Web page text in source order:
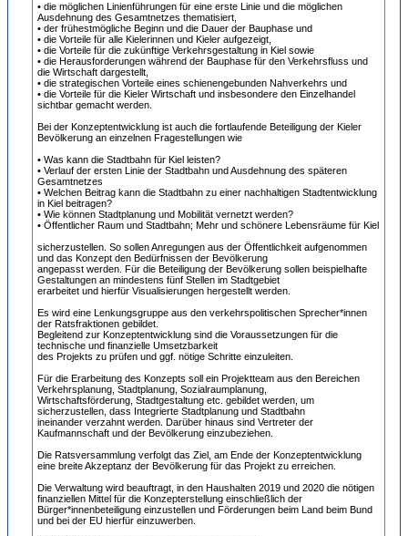
• die möglichen Linienführungen für eine erste Linie und die möglichen
Ausdehnung des Gesamtnetzes thematisiert,
• der frühestmögliche Beginn und die Dauer der Bauphase und
• die Vorteile für alle Kielerinnen und Kieler aufgezeigt,
• die Vorteile für die zukünftige Verkehrsgestaltung in Kiel sowie
• die Herausforderungen während der Bauphase für den Verkehrsfluss und
die Wirtschaft dargestellt,
• die strategischen Vorteile eines schienengebunden Nahverkehrs und
• die Vorteile für die Kieler Wirtschaft und insbesondere den Einzelhandel
sichtbar gemacht werden.
Bei der Konzeptentwicklung ist auch die fortlaufende Beteiligung der Kieler
Bevölkerung an einzelnen Fragestellungen wie
• Was kann die Stadtbahn für Kiel leisten?
• Verlauf der ersten Linie der Stadtbahn und Ausdehnung des späteren
Gesamtnetzes
• Welchen Beitrag kann die Stadtbahn zu einer nachhaltigen Stadtentwicklung
in Kiel beitragen?
• Wie können Stadtplanung und Mobilität vernetzt werden?
• Öffentlicher Raum und Stadtbahn; Mehr und schönere Lebensräume für Kiel
sicherzustellen. So sollen Anregungen aus der Öffentlichkeit aufgenommen
und das Konzept den Bedürfnissen der Bevölkerung
angepasst werden. Für die Beteiligung der Bevölkerung sollen beispielhafte
Gestaltungen an mindestens fünf Stellen im Stadtgebiet
erarbeitet und hierfür Visualisierungen hergestellt werden.
Es wird eine Lenkungsgruppe aus den verkehrspolitischen Sprecher*innen
der Ratsfraktionen gebildet.
Begleitend zur Konzeptentwicklung sind die Voraussetzungen für die
technische und finanzielle Umsetzbarkeit
des Projekts zu prüfen und ggf. nötige Schritte einzuleiten.
Für die Erarbeitung des Konzepts soll ein Projektteam aus den Bereichen
Verkehrsplanung, Stadtplanung, Sozialraumplanung,
Wirtschaftsförderung, Stadtgestaltung etc. gebildet werden, um
sicherzustellen, dass Integrierte Stadtplanung und Stadtbahn
ineinander verzahnt werden. Darüber hinaus sind Vertreter der
Kaufmannschaft und der Bevölkerung einzubeziehen.
Die Ratsversammlung verfolgt das Ziel, am Ende der Konzeptentwicklung
eine breite Akzeptanz der Bevölkerung für das Projekt zu erreichen.
Die Verwaltung wird beauftragt, in den Haushalten 2019 und 2020 die nötigen
finanziellen Mittel für die Konzepterstellung einschließlich der
Bürger*innenbeteiligung einzustellen und Förderungen beim Land beim Bund
und bei der EU hierfür einzuwerben.